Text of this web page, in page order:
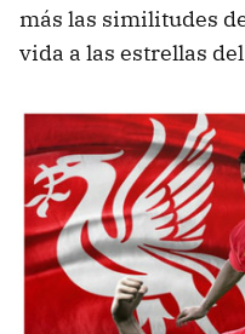
más las similitudes
vida a las estrellas